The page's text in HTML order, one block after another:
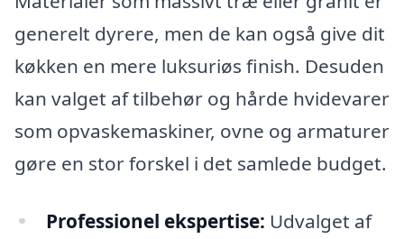
generelt dyrere, men de kan også give dit
køkken en mere luksuriøs finish. Desuden
kan valget af tilbehør og hårde hvidevarer
som opvaskemaskiner, ovne og armaturer
gøre en stor forskel i det samlede budget.
Professionel ekspertise: Udvalget af